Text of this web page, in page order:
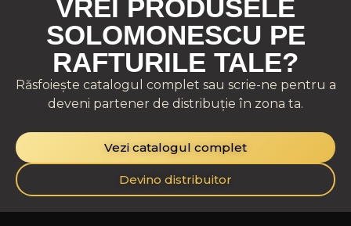
VREI PRODUSELE
SOLOMONESCU PE
RAFTURILE TALE?
Răsfoiește catalogul complet sau scrie-ne pentru a
deveni partener de distribuție în zona ta.
Vezi catalogul complet
Devino distribuitor